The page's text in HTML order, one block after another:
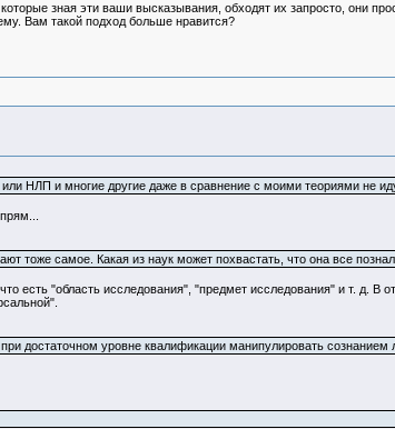
зная эти ваши высказывания, обходят их запросто, они
Вам такой подход больше нравится?
НЛП и многие другие даже в сравнение с моими теориями не
тоже самое. Какая из наук может похвастать, что она все
есть "область исследования", "предмет исследования" и т. д. В
достаточном уровне квалификации манипулировать сознанием